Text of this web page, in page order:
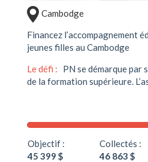
Cambodge
Financez l’accompagnement
jeunes filles au Cambodge
Le défi :
PN se démarque par
de la formation supérieure.
Objectif :
45 399 $
Collectés :
46 863 $